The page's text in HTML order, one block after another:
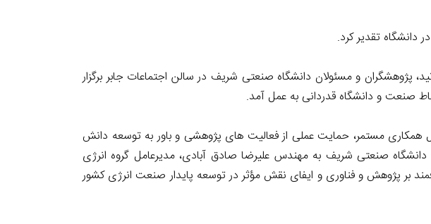
دانشگاه تقدیر کرد.
انرژی پاسارگاد، این مراسم امروز دوشنبه اول دی ۱۴۰۴ با حضور اساتید، پژوهشگران و مسئولان دانشگاه صنعتی شریف در سالن اجتماعات جابر برگزار
صنعت و دانشگاه قدردانی به عمل آمد.
همکاری مستمر، حمایت عملی از فعالیت های پژوهشی و باور به توسعه دانش
دانشگاه صنعتی شریف به مهندس علیرضا صادق آبادی، مدیرعامل گروه انرژی
بر پژوهش و فناوری و ایفای نقش مؤثر در توسعه پایدار صنعت انرژی کشور